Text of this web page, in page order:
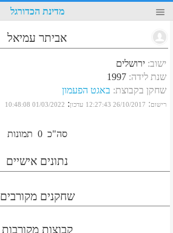
מדינת הכדורגל
אביתר עמיאל
ישוב: ירושלים
שנת לידה:
1997
שחקן בקבוצת: באגט הפעמון
רישום:
26/10/2017 12:27:43 עדכון:
01/03/2022 10:48:08
סה"כ 0 תמונות
נתונים אישיים
שחקנים מקורבים
קבוצות מקורבות